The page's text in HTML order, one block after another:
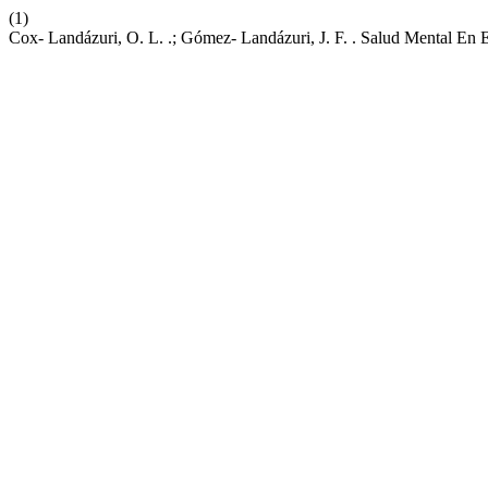
(1)
Cox- Landázuri, O. L. .; Gómez- Landázuri, J. F. . Salud Mental